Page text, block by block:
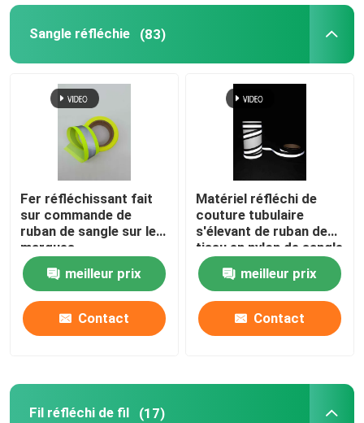
Sangle réfléchie (83)
Fer réfléchissant fait
sur commande de
ruban de sangle sur les
marques
réfléchissantes pour le
sac de ceinture de
sécurité d'habillement
meilleur prix
Contact
Matériel réfléchi de
couture tubulaire
s'élevant de ruban de
tissu en nylon de sangle
meilleur prix
Contact
Fil réfléchi de fil (17)